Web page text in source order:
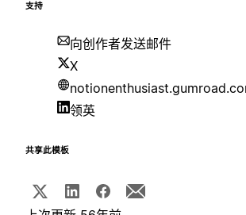
支持
向创作者发送邮件
X
领英
共享此模板